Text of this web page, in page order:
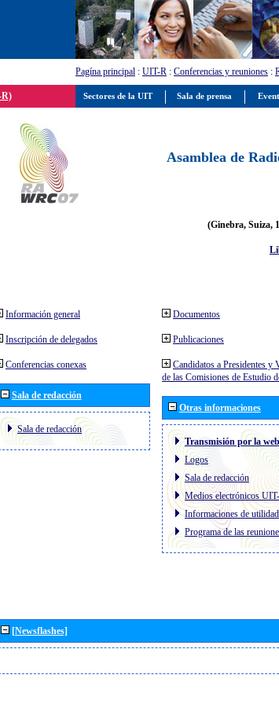
Pagína principal : UIT-R : Conferencias y reuniones :
R)
Asamblea de
(Ginebra, Suiza,
Información general
Inscripción de delegados
Conferencias conexas
Sala de redacción
Sala de redacción
Documentos
Publicaciones
Candidatos a Presidentes y
de las Comisiones de Estudio
Otras informaciones
Transmisión por la web
Logos
Sala de redacción
Medios electrónicos
Informaciones de utilidad
Programa de las
[Newsflashes]
Sectores de la UIT Sala de prensa